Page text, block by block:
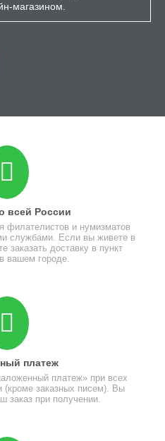
магазином.
всей России
филателистов и нумизматов
службами. Если вы живете в
заказать доставку в пункт
вашем городе.
платеж
платеж» при всех
(кроме заказных писем). Вы
заказ при получении.